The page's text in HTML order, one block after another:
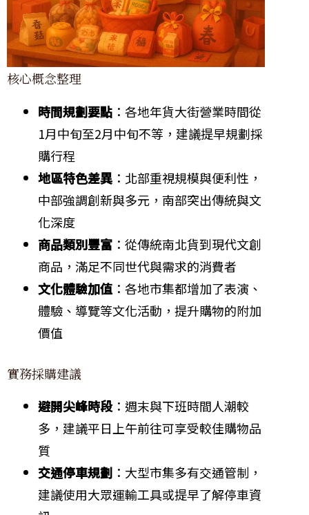
核心概念整理
時間規劃要點 ：各地年貨大街營業時間從
1月中旬至2月中旬不等，建議提早規劃採
購行程
地區特色差異 ：北部重視規模與便利性，
中部強調創新與多元，南部突出傳統與文
化深度
商品類別豐富 ：從傳統南北貨到現代文創
商品，滿足不同世代與需求的消費者
文化體驗加值 ：各地市集都增加了表演、
體驗、導覽等文化活動，提升購物的附加
價值
實務採購建議
避開尖峰時段：週末與下班時間人潮較
多，建議平日上午前往可享受較佳購物品
質
交通停車規劃 ：大型市集多有交通管制，
建議使用大眾運輸工具或提早了解停車資